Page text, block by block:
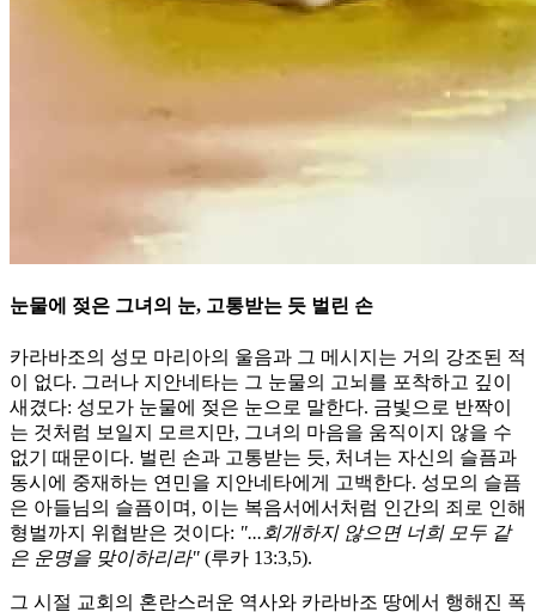
눈물에 젖은 그녀의 눈, 고통받는 듯 벌린 손
카라바조의 성모 마리아의 울음과 그 메시지는 거의 강조된 적
이 없다. 그러나 지안네타는 그 눈물의 고뇌를 포착하고 깊이
새겼다: 성모가 눈물에 젖은 눈으로 말한다. 금빛으로 반짝이
는 것처럼 보일지 모르지만, 그녀의 마음을 움직이지 않을 수
없기 때문이다. 벌린 손과 고통받는 듯, 처녀는 자신의 슬픔과
동시에 중재하는 연민을 지안네타에게 고백한다. 성모의 슬픔
은 아들님의 슬픔이며, 이는 복음서에서처럼 인간의 죄로 인해
형벌까지 위협받은 것이다: "...회개하지 않으면 너희 모두 같
은 운명을 맞이하리라" (루카 13:3,5).
그 시절 교회의 혼란스러운 역사와 카라바조 땅에서 행해진 폭